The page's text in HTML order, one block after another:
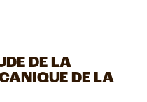
DE LA
DE LA